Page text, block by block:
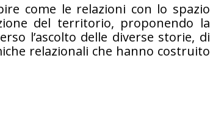
come le relazioni con lo spazio
del territorio, proponendo la
l’ascolto delle diverse storie, di
relazionali che hanno costruito